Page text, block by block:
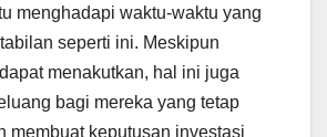
menghadapi waktu-waktu yang
seperti ini. Meskipun
menakutkan, hal ini juga
bagi mereka yang tetap
membuat keputusan investasi